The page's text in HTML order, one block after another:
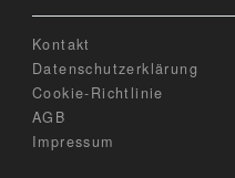
Kontakt
Datenschutzerklärung
Cookie-Richtlinie
AGB
Impressum